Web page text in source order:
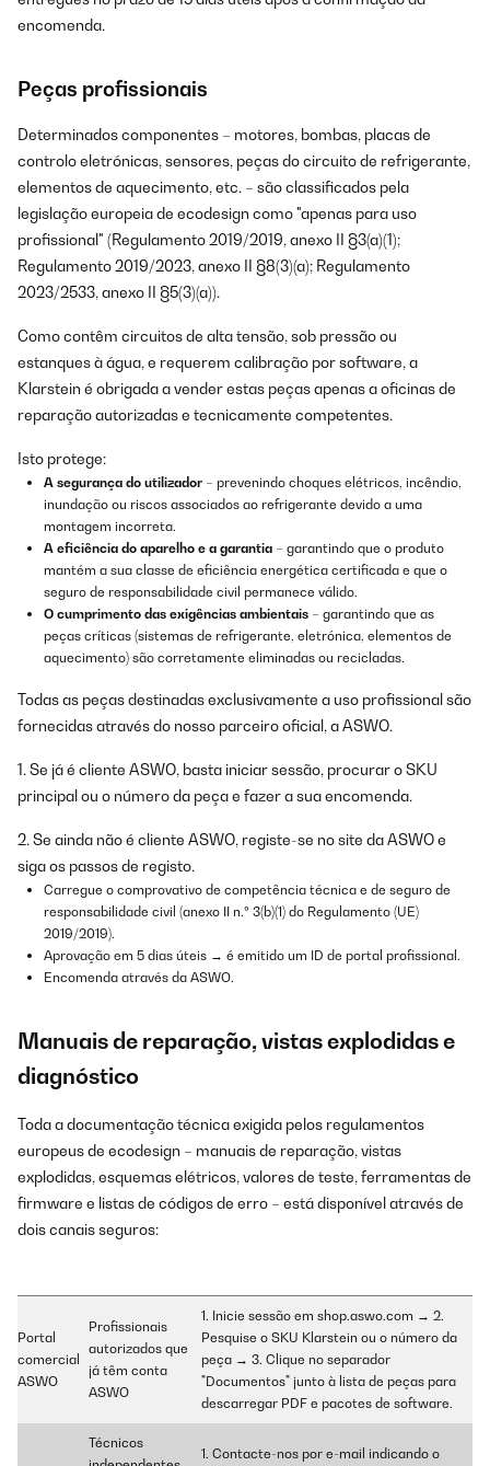
encomenda.
Peças profissionais
Determinados componentes – motores, bombas, placas de
controlo eletrónicas, sensores, peças do circuito de refrigerante,
elementos de aquecimento, etc. – são classificados pela
legislação europeia de ecodesign como "apenas para uso
profissional" (Regulamento 2019/2019, anexo II §3(a)(1);
Regulamento 2019/2023, anexo II §8(3)(a); Regulamento
2023/2533, anexo II §5(3)(a)).
Como contêm circuitos de alta tensão, sob pressão ou
estanques à água, e requerem calibração por software, a
Klarstein é obrigada a vender estas peças apenas a oficinas de
reparação autorizadas e tecnicamente competentes.
Isto protege:
A segurança do utilizador – prevenindo choques elétricos, incêndio,
inundação ou riscos associados ao refrigerante devido a uma
montagem incorreta.
A eficiência do aparelho e a garantia – garantindo que o produto
mantém a sua classe de eficiência energética certificada e que o
seguro de responsabilidade civil permanece válido.
O cumprimento das exigências ambientais – garantindo que as
peças críticas (sistemas de refrigerante, eletrónica, elementos de
aquecimento) são corretamente eliminadas ou recicladas.
Todas as peças destinadas exclusivamente a uso profissional são
fornecidas através do nosso parceiro oficial, a ASWO.
1. Se já é cliente ASWO, basta iniciar sessão, procurar o SKU
principal ou o número da peça e fazer a sua encomenda.
2. Se ainda não é cliente ASWO, registe-se no site da ASWO e
siga os passos de registo.
Carregue o comprovativo de competência técnica e de seguro de
responsabilidade civil (anexo II n.º 3(b)(1) do Regulamento (UE)
2019/2019).
Aprovação em 5 dias úteis → é emitido um ID de portal profissional.
Encomenda através da ASWO.
Manuais de reparação, vistas explodidas e
diagnóstico
Toda a documentação técnica exigida pelos regulamentos
europeus de ecodesign – manuais de reparação, vistas
explodidas, esquemas elétricos, valores de teste, ferramentas de
firmware e listas de códigos de erro – está disponível através de
dois canais seguros:
Portal
comercial
ASWO
Profissionais
autorizados que
já têm conta
ASWO
1. Inicie sessão em shop.aswo.com → 2.
Pesquise o SKU Klarstein ou o número da
peça → 3. Clique no separador
"Documentos" junto à lista de peças para
descarregar PDF e pacotes de software.
Técnicos
1. Contacte-nos por e-mail indicando o